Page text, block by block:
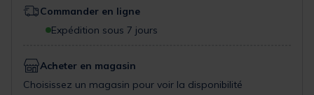
Commander en ligne
Expédition sous 7 jours
Acheter en magasin
Choisissez un magasin pour voir la disponibilité